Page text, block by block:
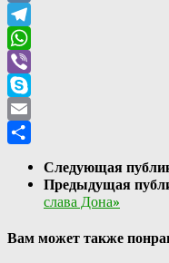
VK
Telegram
WhatsApp
Viber
Skype
Email
Следующая
Предыдущая
слава Дона»
Вам может также